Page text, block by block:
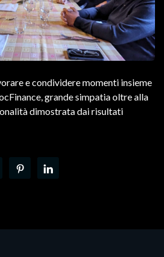
e condividere momenti insieme
grande simpatia oltre alla
dimostrata dai risultati